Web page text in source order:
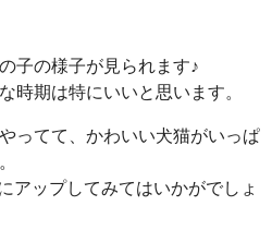
子の様子が見られます♪
時期は特にいいと思います。
ってて、かわいい犬猫がいっぱ
アップしてみてはいかがでしょ